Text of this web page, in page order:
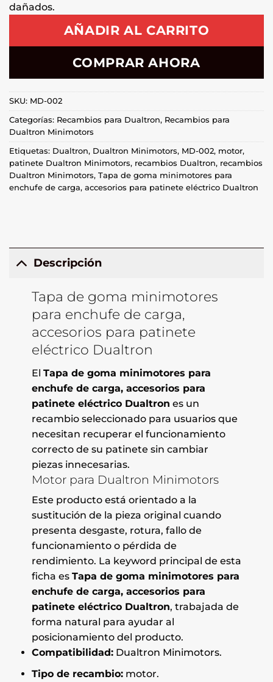
dañados.
AÑADIR AL CARRITO
COMPRAR AHORA
SKU: MD-002
Categorías: Recambios para Dualtron, Recambios para
Dualtron Minimotors
Etiquetas: Dualtron, Dualtron Minimotors, MD-002, motor,
patinete Dualtron Minimotors, recambios Dualtron, recambios
Dualtron Minimotors, Tapa de goma minimotores para
enchufe de carga, accesorios para patinete eléctrico Dualtron
Descripción
Tapa de goma minimotores
para enchufe de carga,
accesorios para patinete
eléctrico Dualtron
El Tapa de goma minimotores para
enchufe de carga, accesorios para
patinete eléctrico Dualtron es un
recambio seleccionado para usuarios que
necesitan recuperar el funcionamiento
correcto de su patinete sin cambiar
piezas innecesarias.
Motor para Dualtron Minimotors
Este producto está orientado a la
sustitución de la pieza original cuando
presenta desgaste, rotura, fallo de
funcionamiento o pérdida de
rendimiento. La keyword principal de esta
ficha es Tapa de goma minimotores para
enchufe de carga, accesorios para
patinete eléctrico Dualtron, trabajada de
forma natural para ayudar al
posicionamiento del producto.
Compatibilidad:Dualtron Minimotors.
Tipo de recambio:motor.